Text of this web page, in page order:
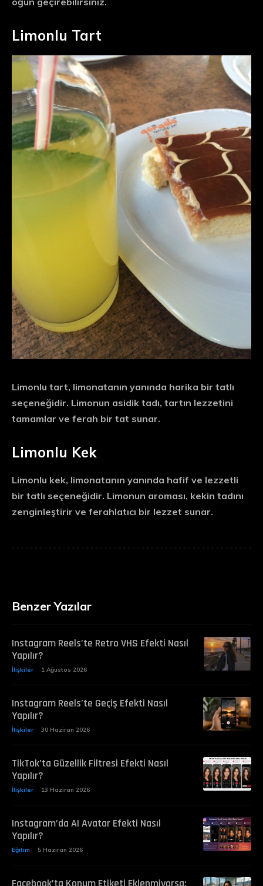
Limonlu Tart
Limonlu tart, limonatanın yanında harika bir tatlı
seçeneğidir. Limonun asidik tadı, tartın lezzetini
tamamlar ve ferah bir tat sunar.
Limonlu Kek
Limonlu kek, limonatanın yanında hafif ve lezzetli
bir tatlı seçeneğidir. Limonun aroması, kekin tadını
zenginleştirir ve ferahlatıcı bir lezzet sunar.
Benzer Yazılar
Instagram Reels’te Retro VHS Efekti Nasıl
Yapılır?
İlişkiler 1 Ağustos 2026
Instagram Reels’te Geçiş Efekti Nasıl
Yapılır?
İlişkiler 30 Haziran 2026
TikTok’ta Güzellik Filtresi Efekti Nasıl
Yapılır?
İlişkiler 13 Haziran 2026
Instagram’da AI Avatar Efekti Nasıl
Yapılır?
Eğitim 5 Haziran 2026
Facebook’ta Konum Etiketi Eklenmiyorsa: